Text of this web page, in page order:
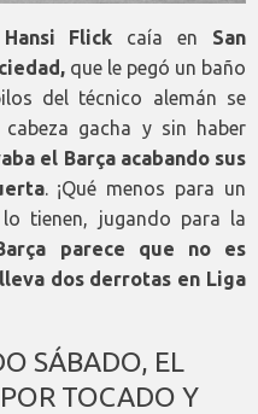
Hansi Flick caía en San
que le pegó un baño
del técnico alemán se
gacha y sin haber
el Barça acabando sus
. ¡Qué menos para un
tienen, jugando para la
parece que no es
dos derrotas en Liga
SÁBADO, EL
TOCADO Y